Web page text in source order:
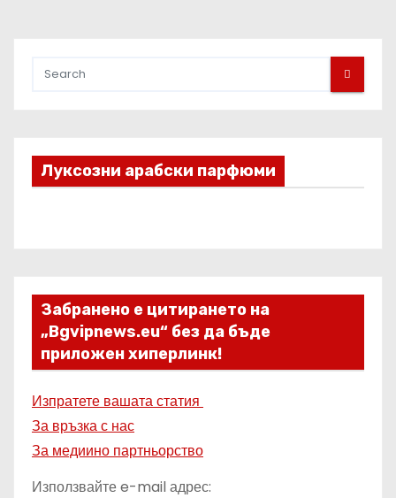
Луксозни арабски парфюми
Забранено е цитирането на
„Bgvipnews.eu“ без да бъде
приложен хиперлинк!
Изпратете вашата статия
За връзка с нас
За медиино партньорство
Използвайте e-mail адрес: